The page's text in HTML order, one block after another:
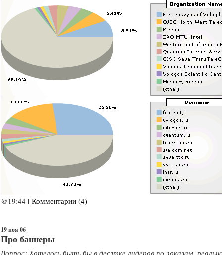
@19:44 | Комментарии (4)
19 ноя 06
Про баннеры
Вопрос: Хотелось быть бы в десятке лидеров по показам,